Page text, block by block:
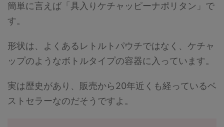
簡単に言えば「具入りケチャッピーナポリタン」で
す。
形状は、よくあるレトルトパウチではなく、ケチャ
ップのようなボトルタイプの容器に入っています。
実は歴史があり、販売から20年近くも経っているベ
ストセラーなのだそうですよ。